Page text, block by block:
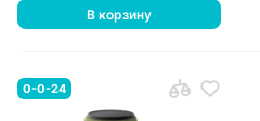
В корзину
0-0-24